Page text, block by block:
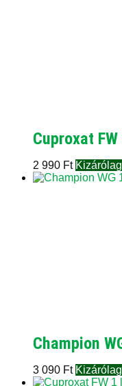
Cuproxat FW
2 990 Ft
Champion
3 090 Ft